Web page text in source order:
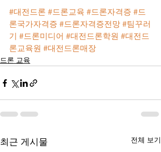
#대전드론 #드론교육 #드론자격증 #드
론국가자격증 #드론자격증전망 #팀꾸러
기 #드론미디어 #대전드론학원 #대전드
론교육원 #대전드론매장
드론 교육
최근 게시물 전체 보기